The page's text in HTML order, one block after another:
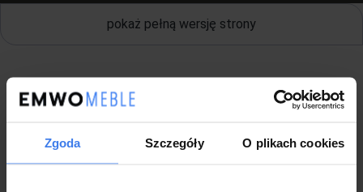
Zgoda Szczegóły O plikach cookies
pokaż pełną wersję strony